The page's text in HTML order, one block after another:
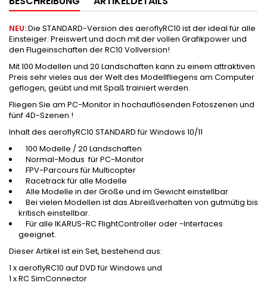
NEU:Die STANDARD-Version des aeroflyRC10 ist der ideal für alle
Einsteiger. Preiswert und doch mit der vollen Grafikpower und
den Flugeinschaften der RC10 Vollversion!
Mit 100 Modellen und 20 Landschaften kann zu einem attraktiven
Preis sehr vieles aus der Welt des Modellfliegens am Computer
geflogen, geübt und mit Spaß trainiert werden.
Fliegen Sie am PC-Monitor in hochauflösenden Fotoszenen und
fünf 4D-Szenen.!
Inhalt des aeroflyRC10 STANDARD für Windows 10/11
100 Modelle / 20 Landschaften
Normal-Modus für PC-Monitor
FPV-Parcours für Multicopter
Racetrack für alle Modelle
Alle Modelle in der Größe und im Gewicht einstellbar
Bei vielen Modellen ist das Abreißverhalten von gutmütig bis
kritisch einstellbar.
Für alle IKARUS-RC FlightController oder -Interfaces
geeignet.
Dieser Artikel ist ein Set, bestehend aus:
1 x aeroflyRC10 auf DVD für Windows und
1 x RC SimConnector